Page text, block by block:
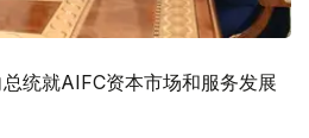
统就AIFC资本市场和服务发展